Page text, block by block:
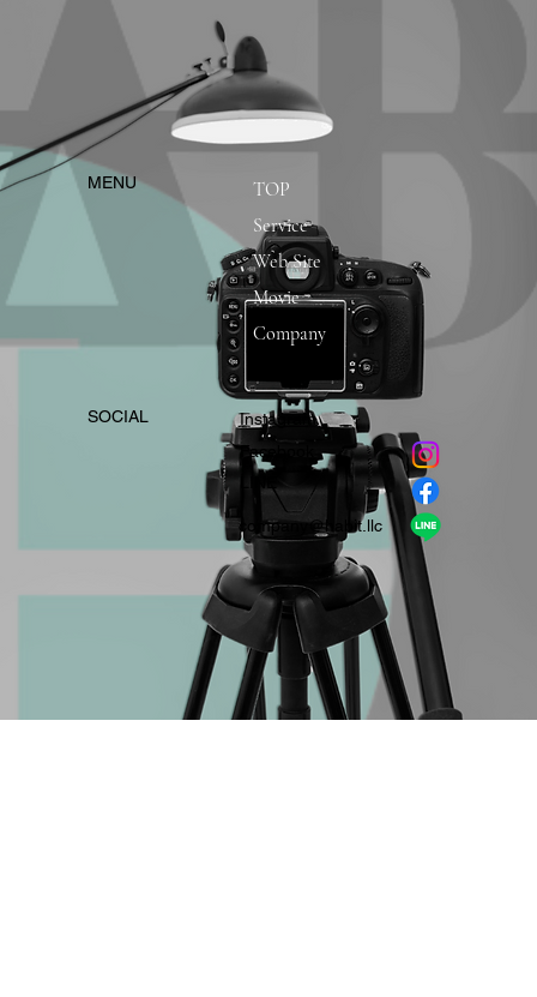
​MENU
TOP
Service
Web Site
Movie
Company
​SOCIAL
Instagram
​Facebook
company＠habit.llc